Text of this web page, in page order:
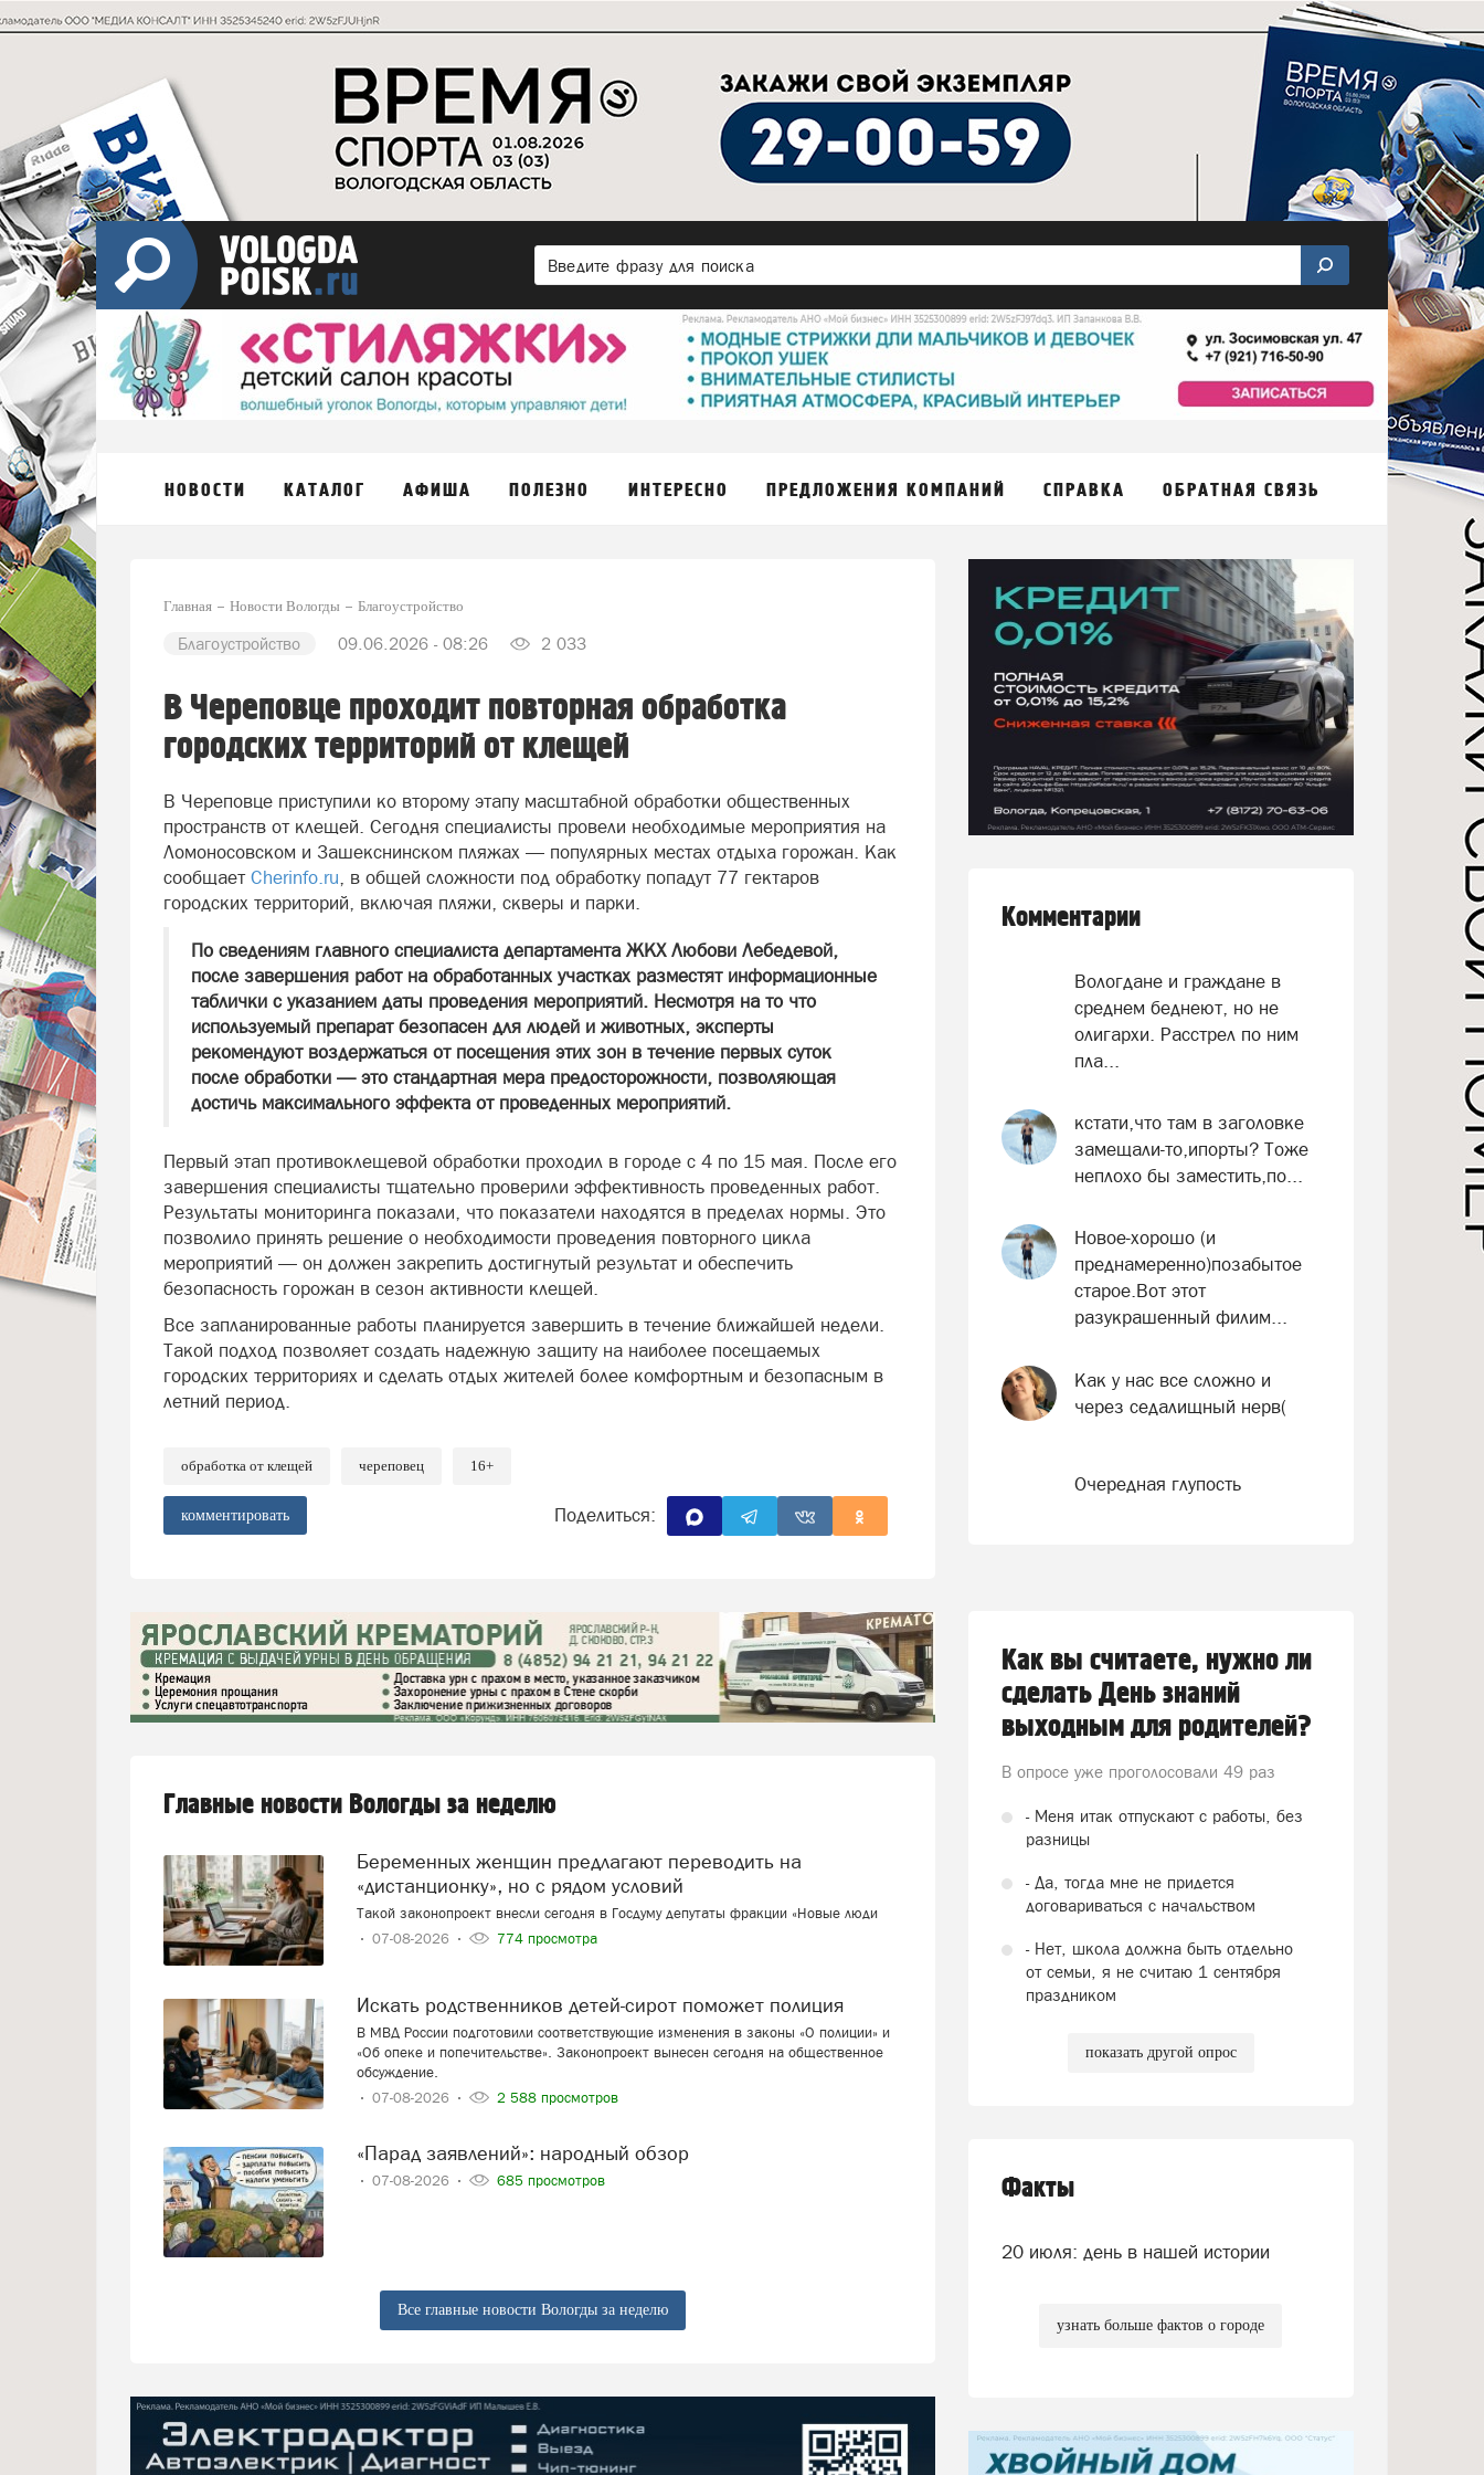
НОВОСТИ КАТАЛОГ АФИША ПОЛЕЗНО ИНТЕРЕСНО ПРЕДЛОЖЕНИЯ КОМПАНИЙ СПРАВКА ОБРАТНАЯ СВЯЗЬ
Главная Новости Вологды Благоустройство
Благоустройство 09.06.2026 - 08:26 2 033
В Череповце проходит повторная обработка
городских территорий от клещей
В Череповце приступили ко второму этапу масштабной обработки общественных
пространств от клещей. Сегодня специалисты провели необходимые мероприятия на
Ломоносовском и Зашекснинском пляжах — популярных местах отдыха горожан. Как
сообщает Cherinfo.ru, в общей сложности под обработку попадут 77 гектаров
городских территорий, включая пляжи, скверы и парки.
По сведениям главного специалиста департамента ЖКХ Любови Лебедевой,
после завершения работ на обработанных участках разместят информационные
таблички с указанием даты проведения мероприятий. Несмотря на то что
используемый препарат безопасен для людей и животных, эксперты
рекомендуют воздержаться от посещения этих зон в течение первых суток
после обработки — это стандартная мера предосторожности, позволяющая
достичь максимального эффекта от проведенных мероприятий.
Первый этап противоклещевой обработки проходил в городе с 4 по 15 мая. После его
завершения специалисты тщательно проверили эффективность проведенных работ.
Результаты мониторинга показали, что показатели находятся в пределах нормы. Это
позволило принять решение о необходимости проведения повторного цикла
мероприятий — он должен закрепить достигнутый результат и обеспечить
безопасность горожан в сезон активности клещей.
Все запланированные работы планируется завершить в течение ближайшей недели.
Такой подход позволяет создать надежную защиту на наиболее посещаемых
городских территориях и сделать отдых жителей более комфортным и безопасным в
летний период.
обработка от клещей череповец 16+
комментировать Поделиться:
Главные новости Вологды за неделю
Беременных женщин предлагают переводить на
«дистанционку», но с рядом условий
Такой законопроект внесли сегодня в Госдуму депутаты фракции «Новые люди
07-08-2026
774 просмотра
Искать родственников детей-сирот поможет полиция
В МВД России подготовили соответствующие изменения в законы «О полиции» и
«Об опеке и попечительстве». Законопроект вынесен сегодня на общественное
обсуждение.
07-08-2026
2 588 просмотров
«Парад заявлений»: народный обзор
07-08-2026 685 просмотров
Все главные новости Вологды за неделю
Комментарии
Вологдане и граждане в
среднем беднеют, но не
олигархи. Расстрел по ним
пла...
кстати,что там в заголовке
замещали-то,ипорты? Тоже
неплохо бы заместить,по...
Новое-хорошо (и
преднамеренно)позабытое
старое.Вот этот
разукрашенный филим...
Как у нас все сложно и
через седалищный нерв(
Очередная глупость
Как вы считаете, нужно ли
сделать День знаний
выходным для родителей?
В опросе уже проголосовали 49 раз
- Меня итак отпускают с работы, без
разницы
- Да, тогда мне не придется
договариваться с начальством
- Нет, школа должна быть отдельно
от семьи, я не считаю 1 сентября
праздником
показать другой опрос
Факты
20 июля: день в нашей истории
узнать больше фактов о городе